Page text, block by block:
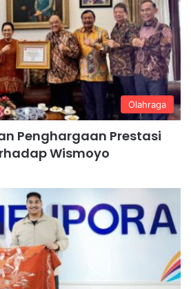
Olahraga
Penghargaan Prestasi
Wismoyo